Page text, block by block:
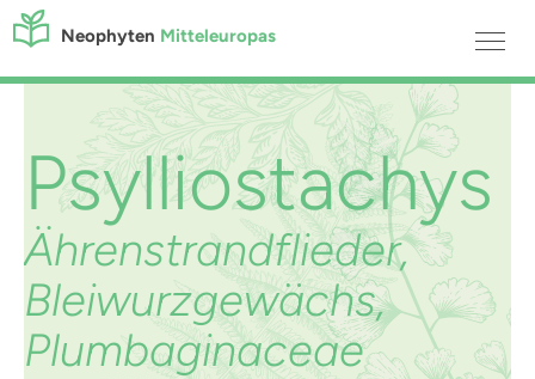
Neophyten Mitteleuropas
Psylliostachys
Ährenstrandflieder,
Bleiwurzgewächs,
Plumbaginaceae